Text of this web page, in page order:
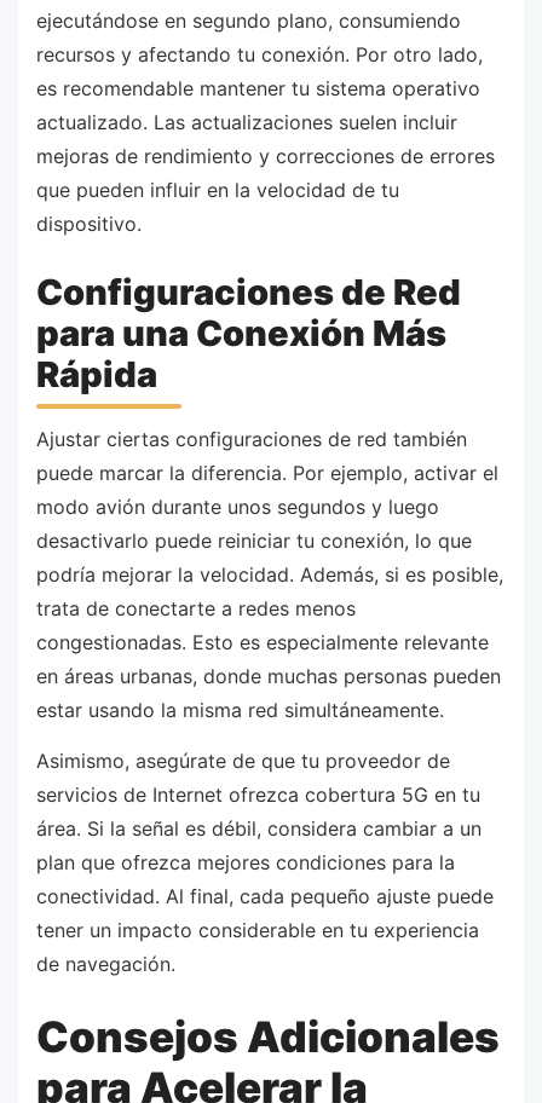
ejecutándose en segundo plano, consumiendo
recursos y afectando tu conexión. Por otro lado,
es recomendable mantener tu sistema operativo
actualizado. Las actualizaciones suelen incluir
mejoras de rendimiento y correcciones de errores
que pueden influir en la velocidad de tu
dispositivo.
Configuraciones de Red
para una Conexión Más
Rápida
Ajustar ciertas configuraciones de red también
puede marcar la diferencia. Por ejemplo, activar el
modo avión durante unos segundos y luego
desactivarlo puede reiniciar tu conexión, lo que
podría mejorar la velocidad. Además, si es posible,
trata de conectarte a redes menos
congestionadas. Esto es especialmente relevante
en áreas urbanas, donde muchas personas pueden
estar usando la misma red simultáneamente.
Asimismo, asegúrate de que tu proveedor de
servicios de Internet ofrezca cobertura 5G en tu
área. Si la señal es débil, considera cambiar a un
plan que ofrezca mejores condiciones para la
conectividad. Al final, cada pequeño ajuste puede
tener un impacto considerable en tu experiencia
de navegación.
Consejos Adicionales
para Acelerar la